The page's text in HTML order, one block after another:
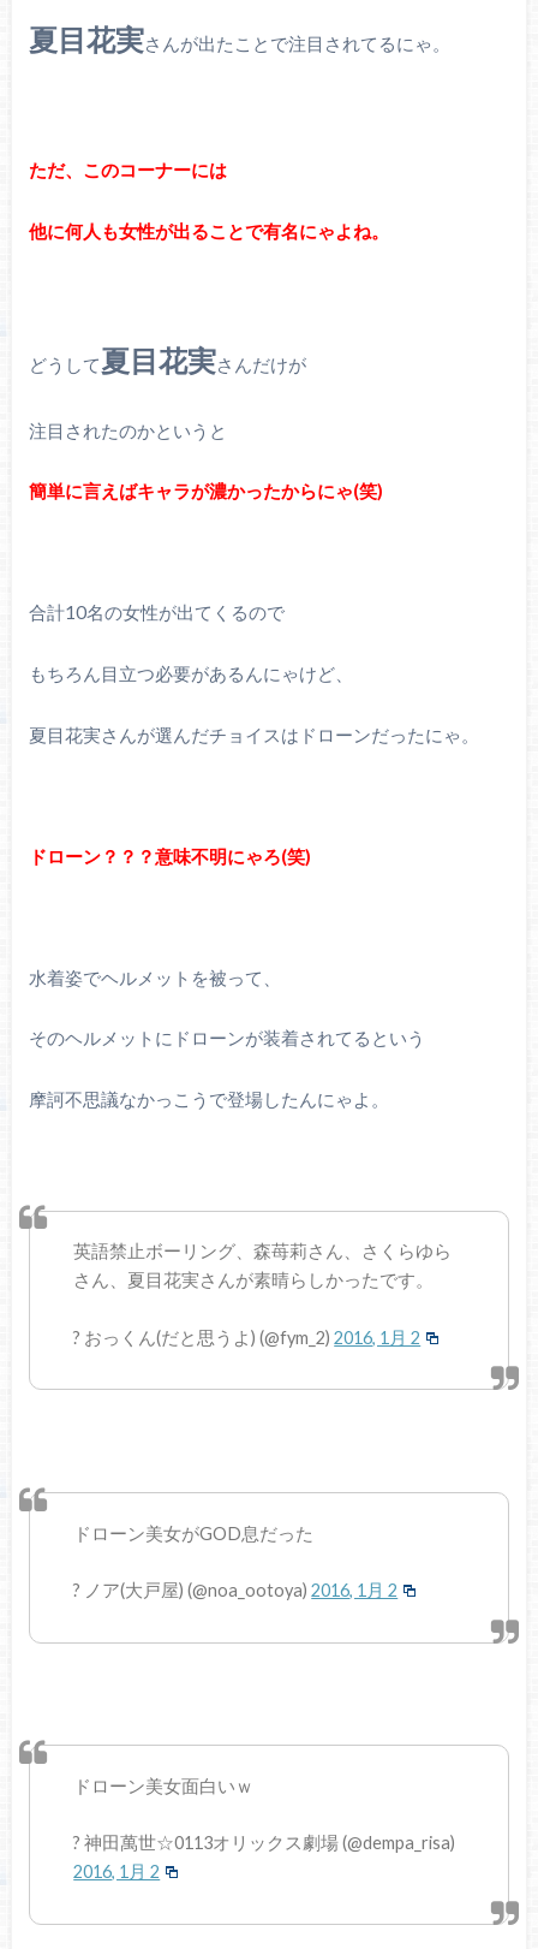
夏目花実さんが出たことで注目されてるにゃ。
ただ、このコーナーには
他に何人も女性が出ることで有名にゃよね。
どうして夏目花実さんだけが
注目されたのかというと
簡単に言えばキャラが濃かったからにゃ(笑)
合計10名の女性が出てくるので
もちろん目立つ必要があるんにゃけど、
夏目花実さんが選んだチョイスはドローンだったにゃ。
ドローン？？？意味不明にゃろ(笑)
水着姿でヘルメットを被って、
そのヘルメットにドローンが装着されてるという
摩訶不思議なかっこうで登場したんにゃよ。
英語禁止ボーリング、森苺莉さん、さくらゆら
さん、夏目花実さんが素晴らしかったです。
? おっくん(だと思うよ) (@fym_2)2016, 1月 2
ドローン美女がGOD息だった
? ノア(大戸屋) (@noa_ootoya)2016, 1月 2
ドローン美女面白いｗ
? 神田萬世☆0113オリックス劇場 (@dempa_risa)
2016, 1月 2